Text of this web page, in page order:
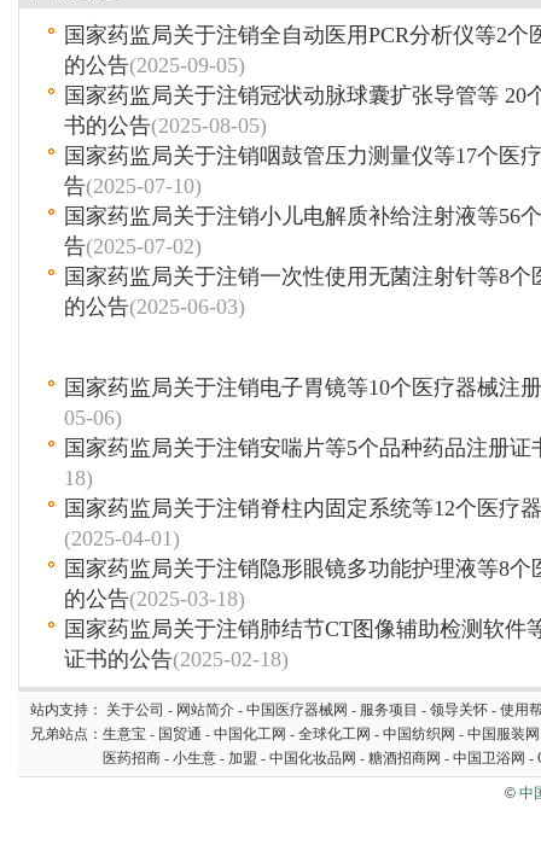
国家药监局关于注销全自动医用PCR分析仪等2个
的公告(2025-09-05)
国家药监局关于注销冠状动脉球囊扩张导管等 20
书的公告(2025-08-05)
国家药监局关于注销咽鼓管压力测量仪等17个医
告(2025-07-10)
国家药监局关于注销小儿电解质补给注射液等56
告(2025-07-02)
国家药监局关于注销一次性使用无菌注射针等8个
的公告(2025-06-03)
国家药监局关于注销电子胃镜等10个医疗器械注
05-06)
国家药监局关于注销安喘片等5个品种药品注册证
18)
国家药监局关于注销脊柱内固定系统等12个医疗
(2025-04-01)
国家药监局关于注销隐形眼镜多功能护理液等8个
的公告(2025-03-18)
国家药监局关于注销肺结节CT图像辅助检测软件
证书的公告(2025-02-18)
站内支持： 关于公司 - 网站简介 - 中国医疗器械网 - 服务项目 - 领导关怀 - 使用
兄弟站点： 生意宝 - 国贸通 - 中国化工网 - 全球化工网 - 中国纺织网 - 中国服装网
医药招商 - 小生意 - 加盟 - 中国化妆品网 - 糖酒招商网 - 中国卫浴网 -
© 中